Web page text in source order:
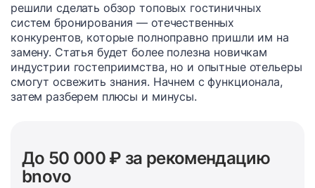
решили сделать обзор топовых гостиничных
систем бронирования — отечественных
конкурентов, которые полноправно пришли им на
замену. Статья будет более полезна новичкам
индустрии гостеприимства, но и опытные отельеры
смогут освежить знания. Начнем с функционала,
затем разберем плюсы и минусы.
До 50 000 ₽ за рекомендацию
bnovo